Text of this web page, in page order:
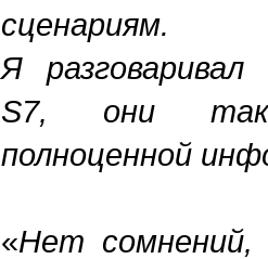
сценариям.
Я
S7, они
полноценной
«Нет